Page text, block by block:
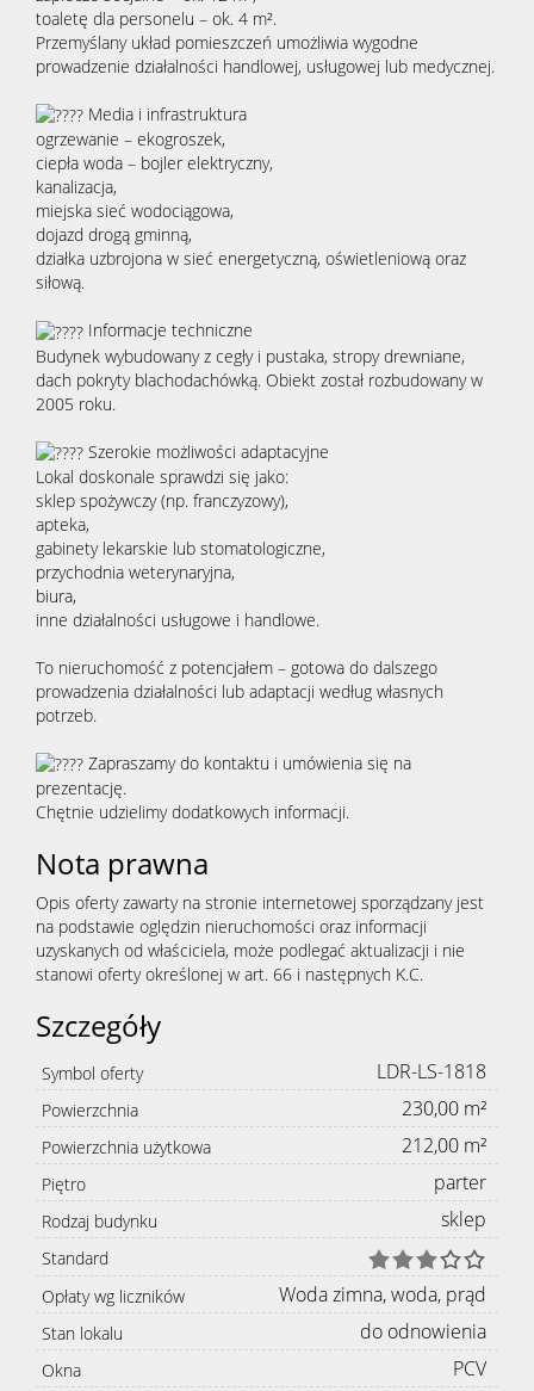
toaletę dla personelu – ok. 4 m².
Przemyślany układ pomieszczeń umożliwia wygodne
prowadzenie działalności handlowej, usługowej lub medycznej.
Media i infrastruktura
ogrzewanie – ekogroszek,
ciepła woda – bojler elektryczny,
kanalizacja,
miejska sieć wodociągowa,
dojazd drogą gminną,
działka uzbrojona w sieć energetyczną, oświetleniową oraz
siłową.
Informacje techniczne
Budynek wybudowany z cegły i pustaka, stropy drewniane,
dach pokryty blachodachówką. Obiekt został rozbudowany w
2005 roku.
Szerokie możliwości adaptacyjne
Lokal doskonale sprawdzi się jako:
sklep spożywczy (np. franczyzowy),
apteka,
gabinety lekarskie lub stomatologiczne,
przychodnia weterynaryjna,
biura,
inne działalności usługowe i handlowe.
To nieruchomość z potencjałem – gotowa do dalszego
prowadzenia działalności lub adaptacji według własnych
potrzeb.
Zapraszamy do kontaktu i umówienia się na
prezentację.
Chętnie udzielimy dodatkowych informacji.
Nota prawna
Opis oferty zawarty na stronie internetowej sporządzany jest
na podstawie oględzin nieruchomości oraz informacji
uzyskanych od właściciela, może podlegać aktualizacji i nie
stanowi oferty określonej w art. 66 i następnych K.C.
Szczegóły
Symbol oferty LDR-LS-1818
Powierzchnia 230,00 m²
Powierzchnia użytkowa 212,00 m²
Piętro parter
Rodzaj budynku sklep
Standard
Opłaty wg liczników
Woda zimna, woda, prąd
Stan lokalu do odnowienia
Okna PCV